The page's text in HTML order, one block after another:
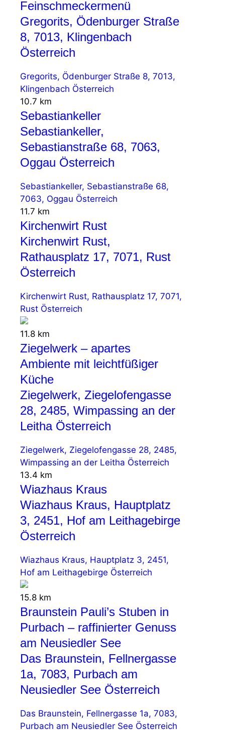
Feinschmeckermenü
Gregorits, Ödenburger Straße
8, 7013, Klingenbach
Österreich
Gregorits, Ödenburger Straße 8, 7013,
Klingenbach Österreich
10.7 km
Sebastiankeller
Sebastiankeller,
Sebastianstraße 68, 7063,
Oggau Österreich
Sebastiankeller, Sebastianstraße 68,
7063, Oggau Österreich
11.7 km
Kirchenwirt Rust
Kirchenwirt Rust,
Rathausplatz 17, 7071, Rust
Österreich
Kirchenwirt Rust, Rathausplatz 17, 7071,
Rust Österreich
11.8 km
Ziegelwerk – apartes
Ambiente mit leichtfüßiger
Küche
Ziegelwerk, Ziegelofengasse
28, 2485, Wimpassing an der
Leitha Österreich
Ziegelwerk, Ziegelofengasse 28, 2485,
Wimpassing an der Leitha Österreich
13.4 km
Wiazhaus Kraus
Wiazhaus Kraus, Hauptplatz
3, 2451, Hof am Leithagebirge
Österreich
Wiazhaus Kraus, Hauptplatz 3, 2451,
Hof am Leithagebirge Österreich
15.8 km
Braunstein Pauli’s Stuben in
Purbach – raffinierter Genuss
am Neusiedler See
Das Braunstein, Fellnergasse
1a, 7083, Purbach am
Neusiedler See Österreich
Das Braunstein, Fellnergasse 1a, 7083,
Purbach am Neusiedler See Österreich